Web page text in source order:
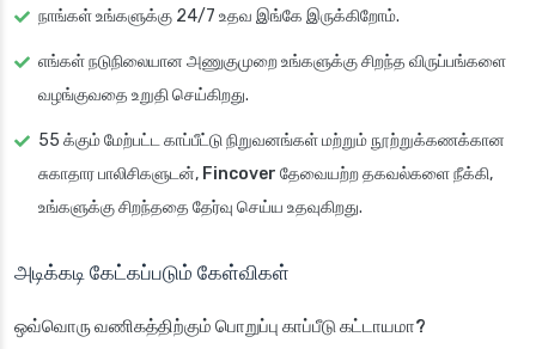
நாங்கள் உங்களுக்கு 24/7 உதவ இங்கே இருக்கிறோம்.
எங்கள் நடுநிலையான அணுகுமுறை உங்களுக்கு சிறந்த விருப்பங்களை
வழங்குவதை உறுதி செய்கிறது.
55 க்கும் மேற்பட்ட காப்பீட்டு நிறுவனங்கள் மற்றும் நூற்றுக்கணக்கான
சுகாதார பாலிசிகளுடன், Fincover தேவையற்ற தகவல்களை நீக்கி,
உங்களுக்கு சிறந்ததை தேர்வு செய்ய உதவுகிறது.
அடிக்கடி கேட்கப்படும் கேள்விகள்
ஒவ்வொரு வணிகத்திற்கும் பொறுப்பு காப்பீடு கட்டாயமா?